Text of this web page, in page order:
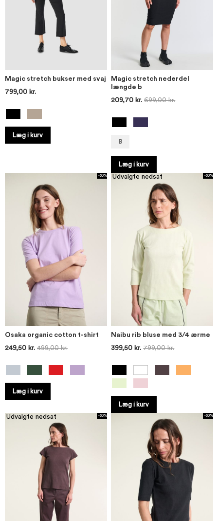
Magic stretch bukser med svaj
799,00 kr.
Læg i kurv
Magic stretch nederdel
længde b
209,70 kr. 699,00 kr.
B
Læg i kurv
-50%
Osaka organic cotton t-shirt
249,50 kr. 499,00 kr.
Læg i kurv
Udvalgte nedsat -50%
Naibu rib bluse med 3/4 ærme
399,50 kr. 799,00 kr.
Læg i kurv
-50%
Udvalgte nedsat -50%